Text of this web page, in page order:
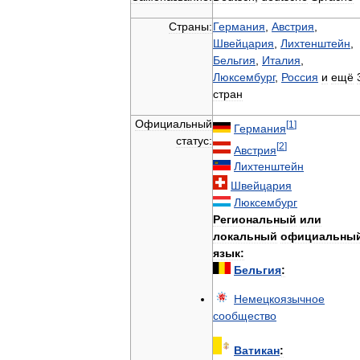
Страны:Германия Австрия
Швейцария Лихтенштейн
Бельгия
Италия
Люксембург, Россия и ещё
стран
Официальный
статус:
Германия[1 ]
Австрия[2]
Лихтенштейн
Швейцария
Люксембург
Региональный или
локальный
язык:
Бельгия:
Немецкоязычное
сообщество
Ватикан: